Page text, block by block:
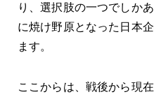
り、選択肢の一つでしか
に焼け野原となった日本
ます。
ここからは、戦後から現